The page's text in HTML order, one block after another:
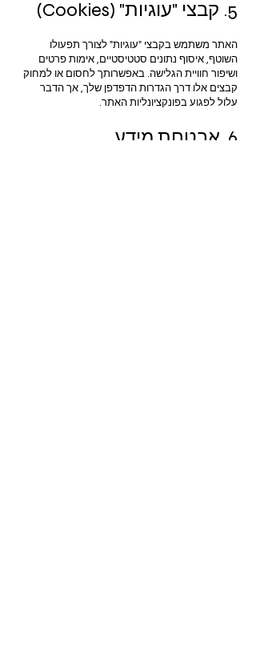
5. קבצי "עוגיות" (Cookies)
האתר משתמש בקבצי "עוגיות" לצורך תפעולו
השוטף, איסוף נתונים סטטיסטיים, אימות פרטים
ושיפור חוויית הגלישה. באפשרותך לחסום או למחוק
קבצים אלו דרך הגדרות הדפדפן שלך, אך הדבר
עלול לפגוע בפונקציונליות האתר.
6. אבטחת מידע